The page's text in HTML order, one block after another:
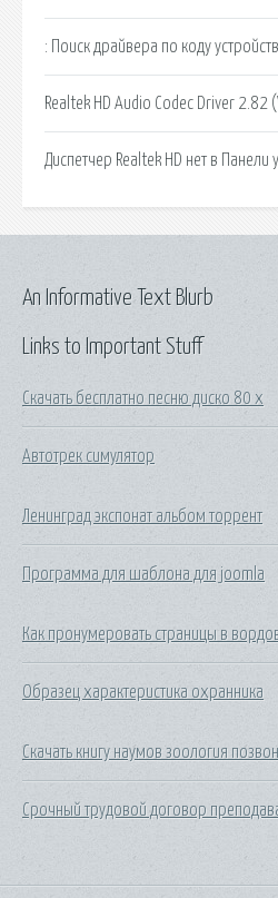
: Поиск драйвера по коду
Realtek HD Audio Codec Driver 2.82
Диспетчер Realtek HD нет в Панели
Links to Important Stuff
Скачать бесплатно песню диско 80 х
Автотрек симулятор
Ленинград экспонат альбом торрент
Программа для шаблона для joomla
Как пронумеровать страницы в
Образец характеристика охранника
Скачать книгу наумов зоология
Срочный трудовой договор
An Informative Text Blurb